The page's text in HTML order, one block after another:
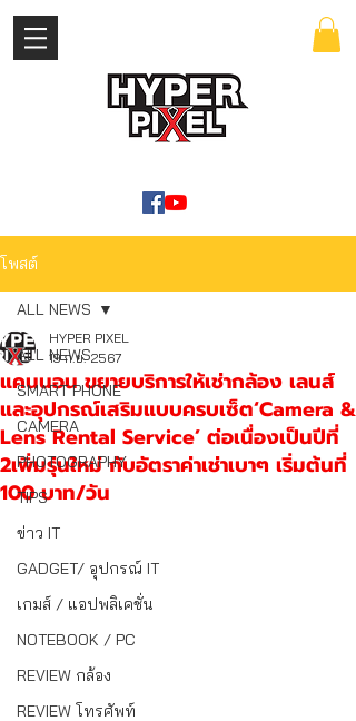
โพสต์
ALL NEWS
SMART PHONE
CAMERA
PHOTOGRAPHY
TIPS
ข่าว IT
GADGET/ อุปกรณ์ IT
เกมส์ / แอปพลิเคชั่น
NOTEBOOK / PC
REVIEW กล้อง
REVIEW โทรศัพท์
ALL NEWS
แคนนอน ขยายบริการให้เช่ากล้อง เลนส์
และอุปกรณ์เสริมแบบครบเซ็ต‘Camera &
Lens Rental Service’ ต่อเนื่องเป็นปีที่
2เพิ่มรุ่นใหม่ กับอัตราค่าเช่าเบาๆ เริ่มต้นที่
100 บาท/วัน
HYPER PIXEL
19 ก.ย. 2567